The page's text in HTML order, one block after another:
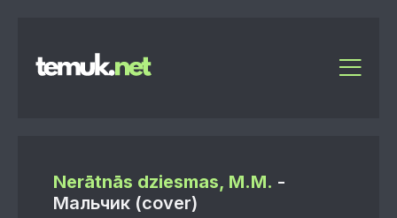
Nerātnās dziesmas, M.M. -
Мальчик (cover)